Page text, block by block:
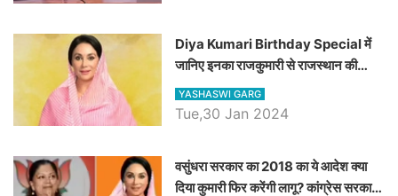
Diya Kumari Birthday Special में
जानिए इनका राजकुमारी से राजस्थान की
डिप्टी सीएम बनने तक का सफर, एक क्लिक में
जाने पूरा जीवन परिचय
YASHASWI GARG
Tue,30 Jan 2024
वसुंधरा सरकार का 2018 का ये आदेश क्या
दिया कुमारी फिर करेंगी लागू? कांग्रेस सरकार